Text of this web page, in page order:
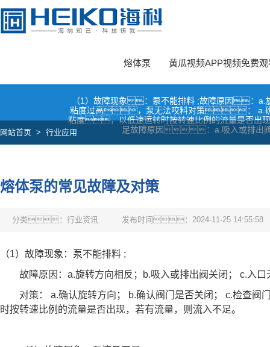
黄瓜视频黄色,黄瓜视频APP视频免费观看,黄瓜视频污视频,黄瓜污视频
熔体泵 黄瓜视频APP视频免费观
（1）故障现象：泵不能排料 ;故障原因
粘度过高，泵无法咬料对策： a.确
粘度，以低速运转时按转速比例的流量是
足故障原因：a.吸入或排出
网站首页 > 行业应用
熔体泵的常见故障及对策
分类：行业资讯 发布时间：2024-11-25 14:55:58
（1）故障现象：泵不能排料 ;
故障原因：a.旋转方向相反；b.吸入或排出阀关闭； c.入口
对策： a.确认旋转方向； b.确认阀门是否关闭； c.检查阀
时按转速比例的流量是否出现，若有流量，则流入不足。